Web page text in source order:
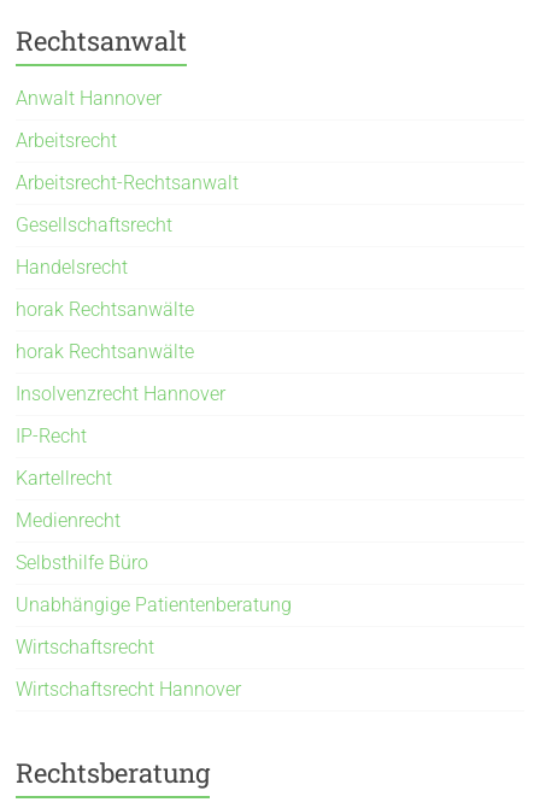
Rechtsanwalt
Anwalt Hannover
Arbeitsrecht
Arbeitsrecht-Rechtsanwalt
Gesellschaftsrecht
Handelsrecht
horak Rechtsanwälte
horak Rechtsanwälte
Insolvenzrecht Hannover
IP-Recht
Kartellrecht
Medienrecht
Selbsthilfe Büro
Unabhängige Patientenberatung
Wirtschaftsrecht
Wirtschaftsrecht Hannover
Rechtsberatung